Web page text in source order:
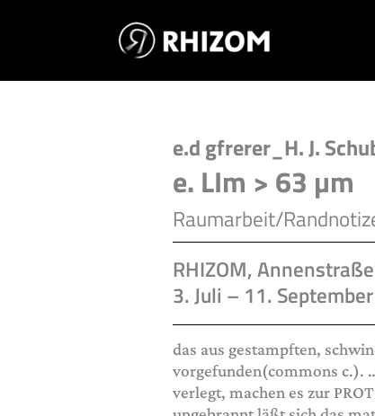
e.d gfrerer_H. J.
e. LIm > 63 µm
Raumarbeit/
RHIZOM,
3. Juli – 11.
das aus gestampften,
vorgefunden(commons c.).
verlegt, machen es zur